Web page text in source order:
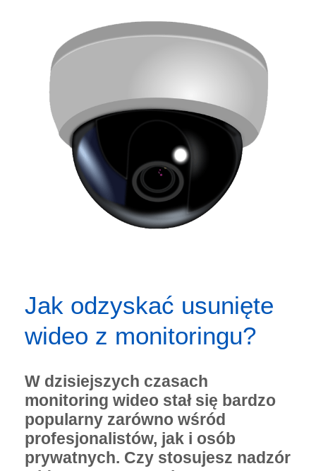
Jak odzyskać usunięte
wideo z monitoringu?
W dzisiejszych czasach
monitoring wideo stał się bardzo
popularny zarówno wśród
profesjonalistów, jak i osób
prywatnych. Czy stosujesz nadzór